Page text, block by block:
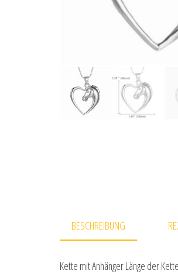
BESCHREIBUNG
Kette mit Anhänger Länge der